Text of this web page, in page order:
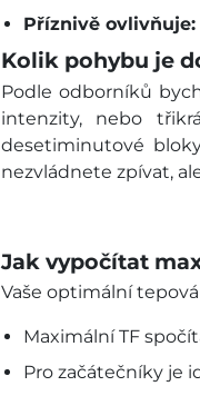
Příznivě ovlivňuje:
Kolik pohybu je
Podle odborníků
intenzity, nebo
desetiminutové
nezvládnete zpívat,
Jak vypočítat
Vaše optimální
Maximální TF
Pro začátečníky je